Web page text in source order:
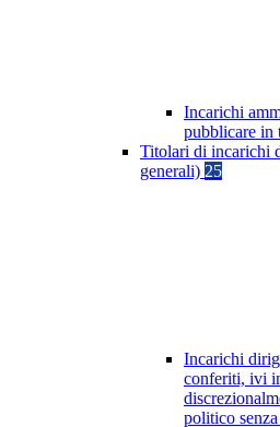
Incarichi
pubblicare in
Titolari di incarichi
generali) 25
Incarichi
conferiti, ivi
politico